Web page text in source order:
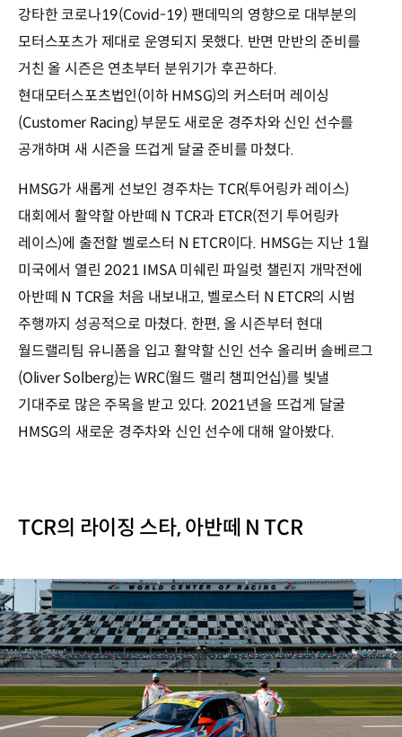
강타한 코로나19(Covid-19) 팬데믹의 영향으로 대부분의
모터스포츠가 제대로 운영되지 못했다. 반면 만반의 준비를
거친 올 시즌은 연초부터 분위기가 후끈하다.
현대모터스포츠법인(이하 HMSG)의 커스터머 레이싱
(Customer Racing) 부문도 새로운 경주차와 신인 선수를
공개하며 새 시즌을 뜨겁게 달굴 준비를 마쳤다.
HMSG가 새롭게 선보인 경주차는 TCR(투어링카 레이스)
대회에서 활약할 아반떼 N TCR과 ETCR(전기 투어링카
레이스)에 출전할 벨로스터 N ETCR이다. HMSG는 지난 1월
미국에서 열린 2021 IMSA 미쉐린 파일럿 챌린지 개막전에
아반떼 N TCR을 처음 내보내고, 벨로스터 N ETCR의 시범
주행까지 성공적으로 마쳤다. 한편, 올 시즌부터 현대
월드랠리팀 유니폼을 입고 활약할 신인 선수 올리버 솔베르그
(Oliver Solberg)는 WRC(월드 랠리 챔피언십)를 빛낼
기대주로 많은 주목을 받고 있다. 2021년을 뜨겁게 달굴
HMSG의 새로운 경주차와 신인 선수에 대해 알아봤다.
TCR의 라이징 스타, 아반떼 N TCR